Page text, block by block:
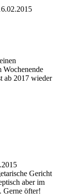
Wochenende
ab 2017 wieder
Gericht
aber im
Gerne öfter!